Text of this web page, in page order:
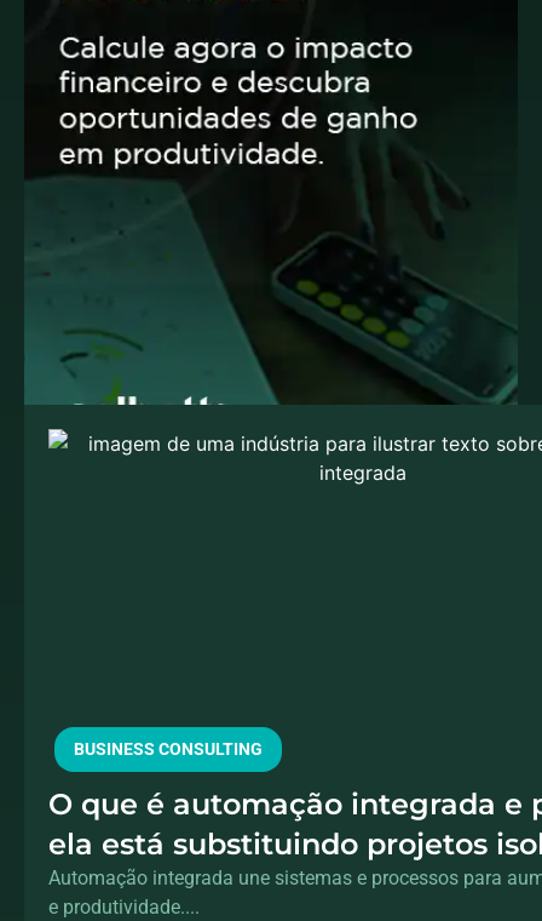
BUSINESS CONSULTING
O que é automação integrada e
ela está substituindo projetos
tecnologia
Automação integrada une sistemas e processos para
e produtividade....